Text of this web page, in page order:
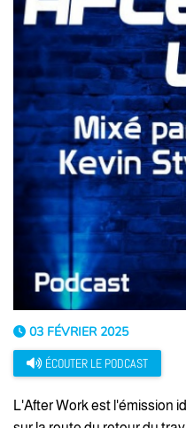
03 FÉVRIER 2025
ÉCOUTER LE PODCAST
L'After Work est l'émission